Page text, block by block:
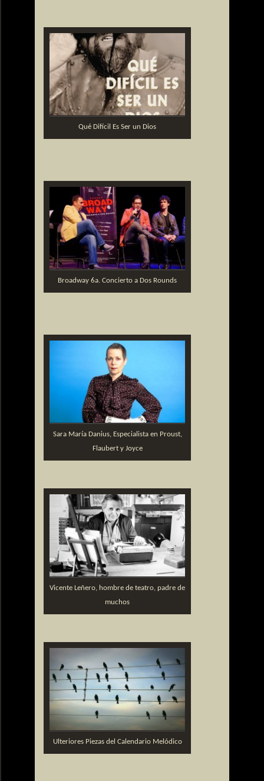
Qué Difícil Es Ser un Dios
Broadway 6a. Concierto a Dos Rounds
Sara María Danius, Especialista en Proust,
Flaubert y Joyce
Vicente Leñero, hombre de teatro, padre de
muchos
Ulteriores Piezas del Calendario Melódico